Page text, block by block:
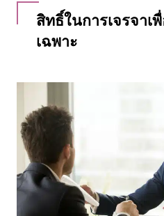
สิทธิ์ในการเจรจาเ
เฉพาะ